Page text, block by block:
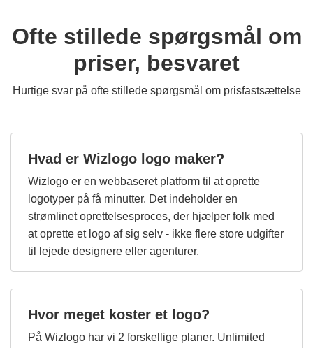
Ofte stillede spørgsmål om
priser, besvaret
Hurtige svar på ofte stillede spørgsmål om prisfastsættelse
Hvad er Wizlogo logo maker?
Wizlogo er en webbaseret platform til at oprette
logotyper på få minutter. Det indeholder en
strømlinet oprettelsesproces, der hjælper folk med
at oprette et logo af sig selv - ikke flere store udgifter
til lejede designere eller agenturer.
Hvor meget koster et logo?
På Wizlogo har vi 2 forskellige planer. Unlimited